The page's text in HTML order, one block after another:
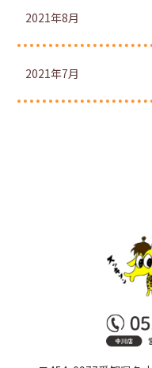
2021年8月
2021年7月